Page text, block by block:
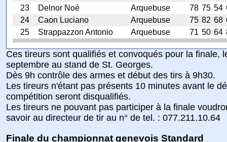
23
Delnor Noé Arquebuse 78 75 54
24
Caon Luciano Arquebuse 75 82 68
25
Strappazzon Antonio Arquebuse 71 50 64
Ces tireurs sont qualifiés et convoqués pour la finale,
septembre au stand de St. Georges.
Dès 9h contrôle des armes et début des tirs à 9h30.
Les tireurs n'étant pas présents 10 minutes avant le
compétition seront disqualifiés.
Les tireurs ne pouvant pas participer à la finale
savoir au directeur de tir au n° de tel. : 077.211.10.64
Finale du championnat genevois Standard